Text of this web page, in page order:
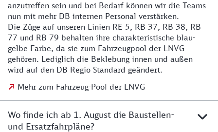
anzutreffen sein und bei Bedarf können wir die Teams
nun mit mehr DB internen Personal verstärken.
Die Züge auf unseren Linien RE 5, RB 37, RB 38, RB
77 und RB 79 behalten ihre charakteristische blau-
gelbe Farbe, da sie zum Fahrzeugpool der LNVG
gehören. Lediglich die Beklebung innen und außen
wird auf den DB Regio Standard geändert.
Mehr zum Fahrzeug-Pool der LNVG
Wo finde ich ab 1. August die Baustellen-
und Ersatzfahrpläne?